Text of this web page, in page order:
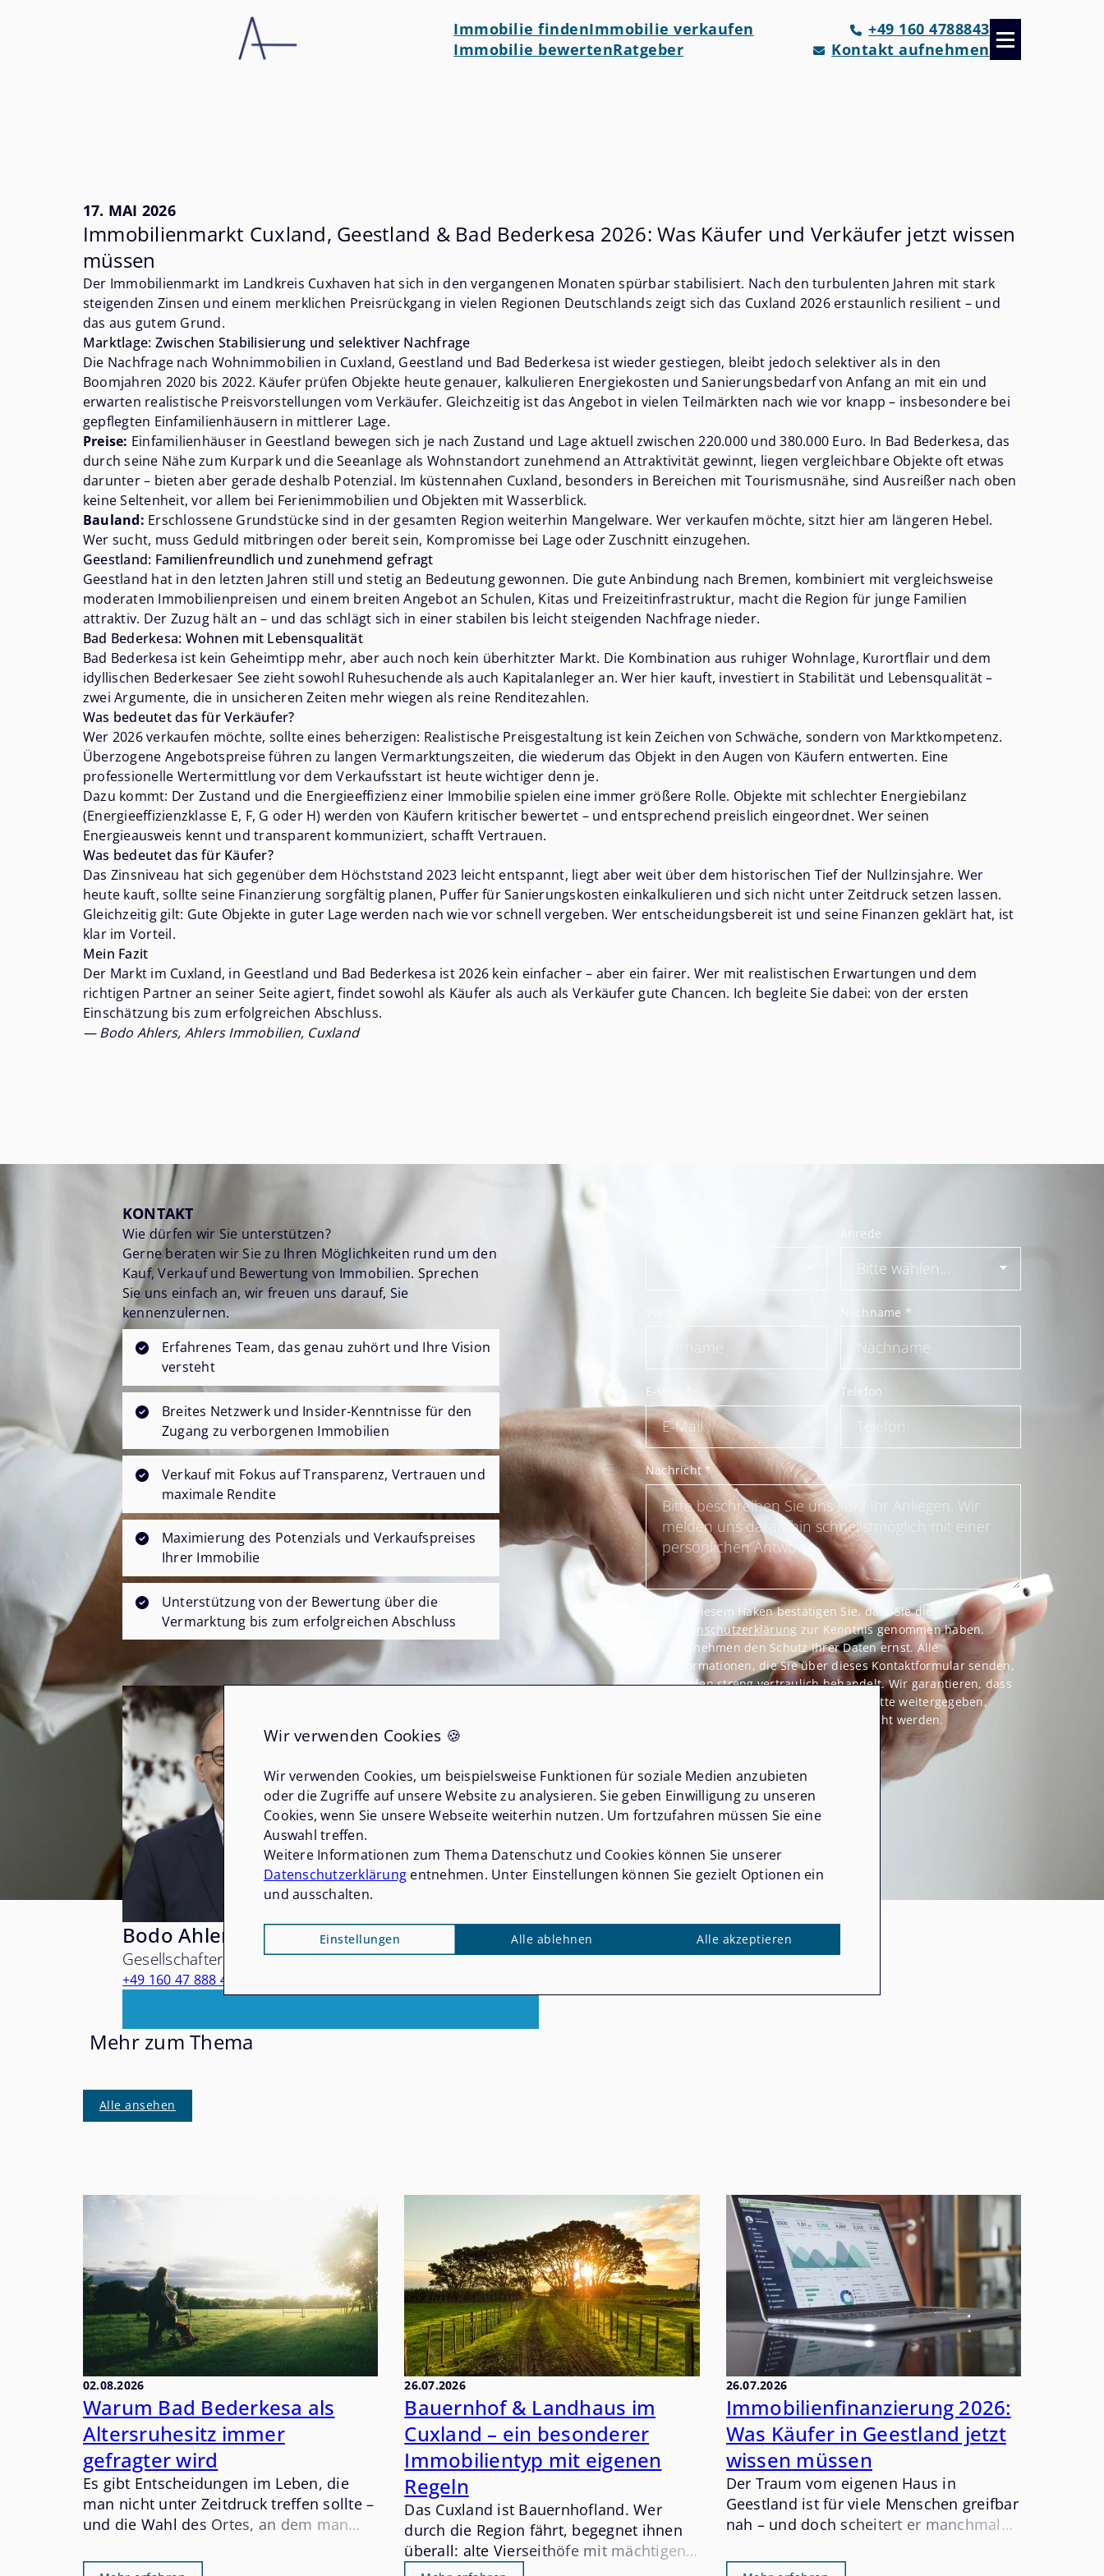
Immobilie findenImmobilie verkaufen
Immobilie bewertenRatgeber
+49 160 4788843
Kontakt aufnehmen
17. MAI 2026
Immobilienmarkt Cuxland, Geestland & Bad Bederkesa 2026: Was Käufer und Verkäufer jetzt wissen
müssen
Der Immobilienmarkt im Landkreis Cuxhaven hat sich in den vergangenen Monaten spürbar stabilisiert. Nach den turbulenten Jahren mit stark
steigenden Zinsen und einem merklichen Preisrückgang in vielen Regionen Deutschlands zeigt sich das Cuxland 2026 erstaunlich resilient – und
das aus gutem Grund.
Marktlage: Zwischen Stabilisierung und selektiver Nachfrage
Die Nachfrage nach Wohnimmobilien in Cuxland, Geestland und Bad Bederkesa ist wieder gestiegen, bleibt jedoch selektiver als in den
Boomjahren 2020 bis 2022. Käufer prüfen Objekte heute genauer, kalkulieren Energiekosten und Sanierungsbedarf von Anfang an mit ein und
erwarten realistische Preisvorstellungen vom Verkäufer. Gleichzeitig ist das Angebot in vielen Teilmärkten nach wie vor knapp – insbesondere bei
gepflegten Einfamilienhäusern in mittlerer Lage.
Preise: Einfamilienhäuser in Geestland bewegen sich je nach Zustand und Lage aktuell zwischen 220.000 und 380.000 Euro. In Bad Bederkesa, das
durch seine Nähe zum Kurpark und die Seeanlage als Wohnstandort zunehmend an Attraktivität gewinnt, liegen vergleichbare Objekte oft etwas
darunter – bieten aber gerade deshalb Potenzial. Im küstennahen Cuxland, besonders in Bereichen mit Tourismusnähe, sind Ausreißer nach oben
keine Seltenheit, vor allem bei Ferienimmobilien und Objekten mit Wasserblick.
Bauland: Erschlossene Grundstücke sind in der gesamten Region weiterhin Mangelware. Wer verkaufen möchte, sitzt hier am längeren Hebel.
Wer sucht, muss Geduld mitbringen oder bereit sein, Kompromisse bei Lage oder Zuschnitt einzugehen.
Geestland: Familienfreundlich und zunehmend gefragt
Geestland hat in den letzten Jahren still und stetig an Bedeutung gewonnen. Die gute Anbindung nach Bremen, kombiniert mit vergleichsweise
moderaten Immobilienpreisen und einem breiten Angebot an Schulen, Kitas und Freizeitinfrastruktur, macht die Region für junge Familien
attraktiv. Der Zuzug hält an – und das schlägt sich in einer stabilen bis leicht steigenden Nachfrage nieder.
Bad Bederkesa: Wohnen mit Lebensqualität
Bad Bederkesa ist kein Geheimtipp mehr, aber auch noch kein überhitzter Markt. Die Kombination aus ruhiger Wohnlage, Kurortflair und dem
idyllischen Bederkesaer See zieht sowohl Ruhesuchende als auch Kapitalanleger an. Wer hier kauft, investiert in Stabilität und Lebensqualität –
zwei Argumente, die in unsicheren Zeiten mehr wiegen als reine Renditezahlen.
Was bedeutet das für Verkäufer?
Wer 2026 verkaufen möchte, sollte eines beherzigen: Realistische Preisgestaltung ist kein Zeichen von Schwäche, sondern von Marktkompetenz.
Überzogene Angebotspreise führen zu langen Vermarktungszeiten, die wiederum das Objekt in den Augen von Käufern entwerten. Eine
professionelle Wertermittlung vor dem Verkaufsstart ist heute wichtiger denn je.
Dazu kommt: Der Zustand und die Energieeffizienz einer Immobilie spielen eine immer größere Rolle. Objekte mit schlechter Energiebilanz
(Energieeffizienzklasse E, F, G oder H) werden von Käufern kritischer bewertet – und entsprechend preislich eingeordnet. Wer seinen
Energieausweis kennt und transparent kommuniziert, schafft Vertrauen.
Was bedeutet das für Käufer?
Das Zinsniveau hat sich gegenüber dem Höchststand 2023 leicht entspannt, liegt aber weit über dem historischen Tief der Nullzinsjahre. Wer
heute kauft, sollte seine Finanzierung sorgfältig planen, Puffer für Sanierungskosten einkalkulieren und sich nicht unter Zeitdruck setzen lassen.
Gleichzeitig gilt: Gute Objekte in guter Lage werden nach wie vor schnell vergeben. Wer entscheidungsbereit ist und seine Finanzen geklärt hat, ist
klar im Vorteil.
Mein Fazit
Der Markt im Cuxland, in Geestland und Bad Bederkesa ist 2026 kein einfacher – aber ein fairer. Wer mit realistischen Erwartungen und dem
richtigen Partner an seiner Seite agiert, findet sowohl als Käufer als auch als Verkäufer gute Chancen. Ich begleite Sie dabei: von der ersten
Einschätzung bis zum erfolgreichen Abschluss.
— Bodo Ahlers, Ahlers Immobilien, Cuxland
KONTAKT
Wie dürfen wir Sie unterstützen?
Gerne beraten wir Sie zu Ihren Möglichkeiten rund um den
Kauf, Verkauf und Bewertung von Immobilien. Sprechen
Sie uns einfach an, wir freuen uns darauf, Sie
kennenzulernen.
Erfahrenes Team, das genau zuhört und Ihre Vision
versteht
Breites Netzwerk und Insider-Kenntnisse für den
Zugang zu verborgenen Immobilien
Verkauf mit Fokus auf Transparenz, Vertrauen und
maximale Rendite
Maximierung des Potenzials und Verkaufspreises
Ihrer Immobilie
Unterstützung von der Bewertung über die
Vermarktung bis zum erfolgreichen Abschluss
Bodo Ahlers
Gesellschafter
+49 160 47 888 43
Anrede
Nachname *
E-Mail Telefon
Nachricht*
Mit diesem Haken bestätigen Sie, dass Sie die
Datenschutzerklärung zur Kenntnis genommen haben.
Wir nehmen den Schutz Ihrer Daten ernst. Alle
Informationen, die Sie über dieses Kontaktformular senden,
werden streng vertraulich behandelt. Wir garantieren, dass
Ihre persönlichen Daten nicht an Dritte weitergegeben,
verkauft oder anderweitig missbraucht werden.
Senden
Mehr zum Thema
Alle ansehen
02.08.2026
Warum Bad Bederkesa als
Altersruhesitz immer
gefragter wird
Es gibt Entscheidungen im Leben, die
man nicht unter Zeitdruck treffen sollte –
und die Wahl des Ortes, an dem man
Lebensabschnitt verbringen möchte,
26.07.2026
Bauernhof & Landhaus im
Cuxland – ein besonderer
Immobilientyp mit eigenen
Regeln
Das Cuxland ist Bauernhofland. Wer
durch die Region fährt, begegnet ihnen
überall: alte Vierseithöfe mit mächtigen
Eichenbalken, weitläufige
26.07.2026
Immobilienfinanzierung 2026:
Was Käufer in Geestland jetzt
wissen müssen
Der Traum vom eigenen Haus in
Geestland ist für viele Menschen greifbar
nah – und doch scheitert er manchmal
der Finanzierung. Dabei ist eine solide
Wir verwenden Cookies 🍪
Wir verwenden Cookies, um beispielsweise Funktionen für soziale Medien anzubieten
oder die Zugriffe auf unsere Website zu analysieren. Sie geben Einwilligung zu unseren
Cookies, wenn Sie unsere Webseite weiterhin nutzen. Um fortzufahren müssen Sie eine
Auswahl treffen.
Weitere Informationen zum Thema Datenschutz und Cookies können Sie unserer
Datenschutzerklärung entnehmen. Unter Einstellungen können Sie gezielt Optionen ein
und ausschalten.
Einstellungen Alle ablehnen Alle akzeptieren